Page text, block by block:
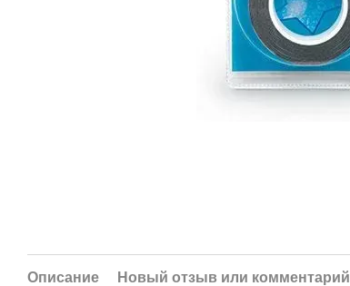
Описание Новый отзыв или комментарий